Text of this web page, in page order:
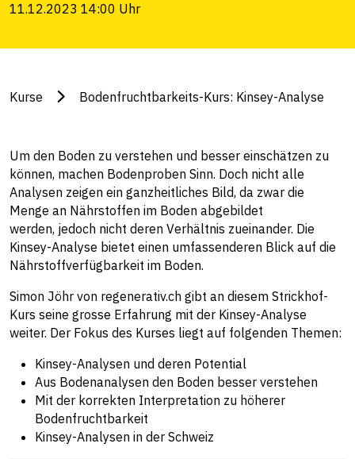
11.12.2023 14:00 Uhr
Kurse Bodenfruchtbarkeits-Kurs: Kinsey-Analyse
Um den Boden zu verstehen und besser einschätzen zu
können, machen Bodenproben Sinn. Doch nicht alle
Analysen zeigen ein ganzheitliches Bild, da zwar die
Menge an Nährstoffen im Boden abgebildet
werden, jedoch nicht deren Verhältnis zueinander. Die
Kinsey-Analyse bietet einen umfassenderen Blick auf die
Nährstoffverfügbarkeit im Boden.
Simon Jöhr von regenerativ.ch gibt an diesem Strickhof-
Kurs seine grosse Erfahrung mit der Kinsey-Analyse
weiter. Der Fokus des Kurses liegt auf folgenden Themen:
Kinsey-Analysen und deren Potential
Aus Bodenanalysen den Boden besser verstehen
Mit der korrekten Interpretation zu höherer
Bodenfruchtbarkeit
Kinsey-Analysen in der Schweiz